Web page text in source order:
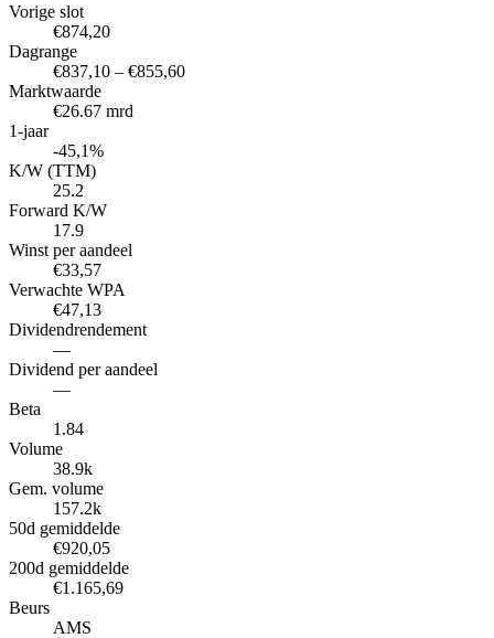
Vorige slot
€874,20
Dagrange
€837,10 – €855,60
Marktwaarde
€26.67 mrd
1-jaar
-45,1%
K/W (TTM)
25.2
Forward K/W
17.9
Winst per aandeel
€33,57
Verwachte WPA
€47,13
Dividendrendement
—
Dividend per aandeel
—
Beta
1.84
Volume
38.9k
Gem. volume
157.2k
50d gemiddelde
€920,05
200d gemiddelde
€1.165,69
Beurs
AMS